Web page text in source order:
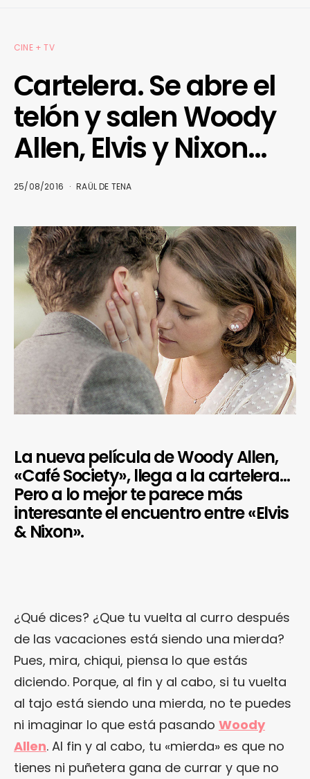
CINE + TV
Cartelera. Se abre el
telón y salen Woody
Allen, Elvis y Nixon…
25/08/2016 RAÜL DE TENA
La nueva película de Woody Allen,
«Café Society», llega a la cartelera…
Pero a lo mejor te parece más
interesante el encuentro entre «Elvis
& Nixon».
¿Qué dices? ¿Que tu vuelta al curro después
de las vacaciones está siendo una mierda?
Pues, mira, chiqui, piensa lo que estás
diciendo. Porque, al fin y al cabo, si tu vuelta
al tajo está siendo una mierda, no te puedes
ni imaginar lo que está pasando Woody
Allen. Al fin y al cabo, tu «mierda» es que no
tienes ni puñetera gana de currar y que no